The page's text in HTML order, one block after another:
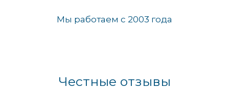
Мы работаем с 2003 года
Честные отзывы